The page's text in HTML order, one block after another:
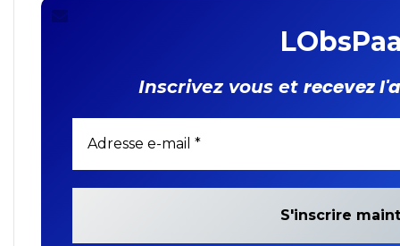
Inscrivez vous et recevez